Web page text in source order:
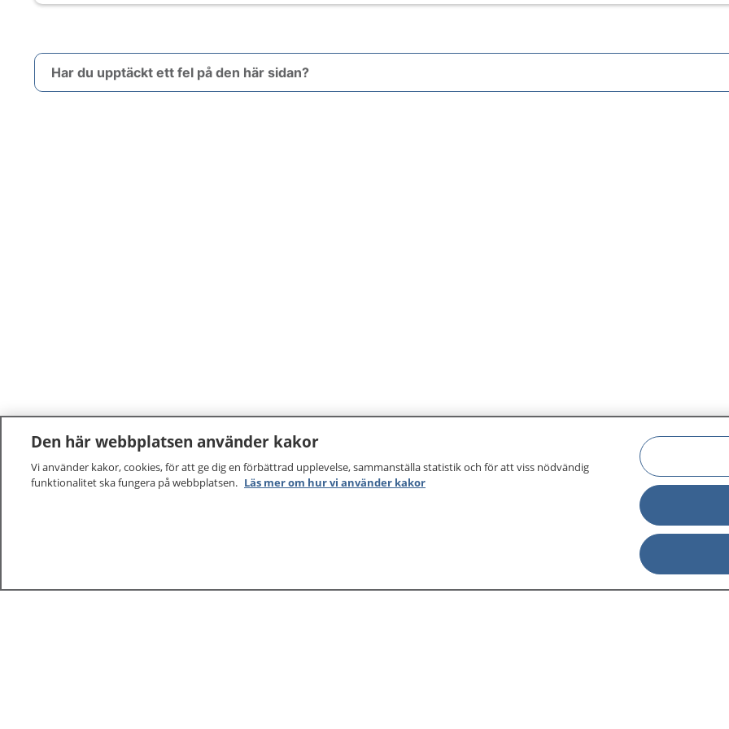
Har du upptäckt ett fel på den här sidan?
Den här webbplatsen använder kakor
Vi använder kakor, cookies, för att ge dig en förbättrad upplevelse, sammanställa statistik och för att viss nödvändig
funktionalitet ska fungera på webbplatsen. Läs mer om hur vi använder kakor